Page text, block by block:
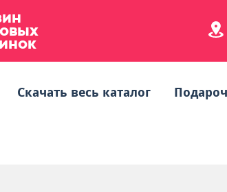
Скачать весь каталог